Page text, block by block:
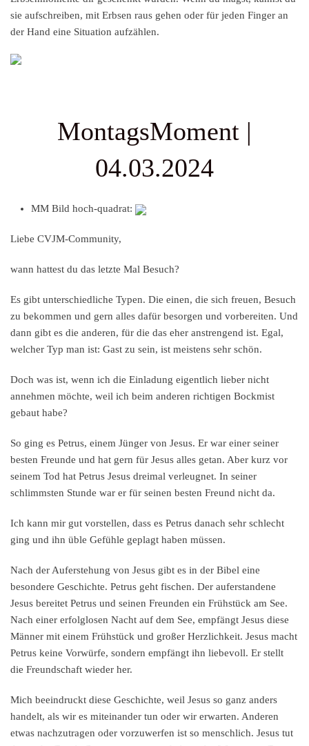
sie aufschreiben, mit Erbsen raus gehen oder für jeden Finger an
der Hand eine Situation aufzählen.
MontagsMoment |
04.03.2024
MM Bild hoch-quadrat:
Liebe CVJM-Community,
wann hattest du das letzte Mal Besuch?
Es gibt unterschiedliche Typen. Die einen, die sich freuen, Besuch
zu bekommen und gern alles dafür besorgen und vorbereiten. Und
dann gibt es die anderen, für die das eher anstrengend ist. Egal,
welcher Typ man ist: Gast zu sein, ist meistens sehr schön.
Doch was ist, wenn ich die Einladung eigentlich lieber nicht
annehmen möchte, weil ich beim anderen richtigen Bockmist
gebaut habe?
So ging es Petrus, einem Jünger von Jesus. Er war einer seiner
besten Freunde und hat gern für Jesus alles getan. Aber kurz vor
seinem Tod hat Petrus Jesus dreimal verleugnet. In seiner
schlimmsten Stunde war er für seinen besten Freund nicht da.
Ich kann mir gut vorstellen, dass es Petrus danach sehr schlecht
ging und ihn üble Gefühle geplagt haben müssen.
Nach der Auferstehung von Jesus gibt es in der Bibel eine
besondere Geschichte. Petrus geht fischen. Der auferstandene
Jesus bereitet Petrus und seinen Freunden ein Frühstück am See.
Nach einer erfolglosen Nacht auf dem See, empfängt Jesus diese
Männer mit einem Frühstück und großer Herzlichkeit. Jesus macht
Petrus keine Vorwürfe, sondern empfängt ihn liebevoll. Er stellt
die Freundschaft wieder her.
Mich beeindruckt diese Geschichte, weil Jesus so ganz anders
handelt, als wir es miteinander tun oder wir erwarten. Anderen
etwas nachzutragen oder vorzuwerfen ist so menschlich. Jesus tut